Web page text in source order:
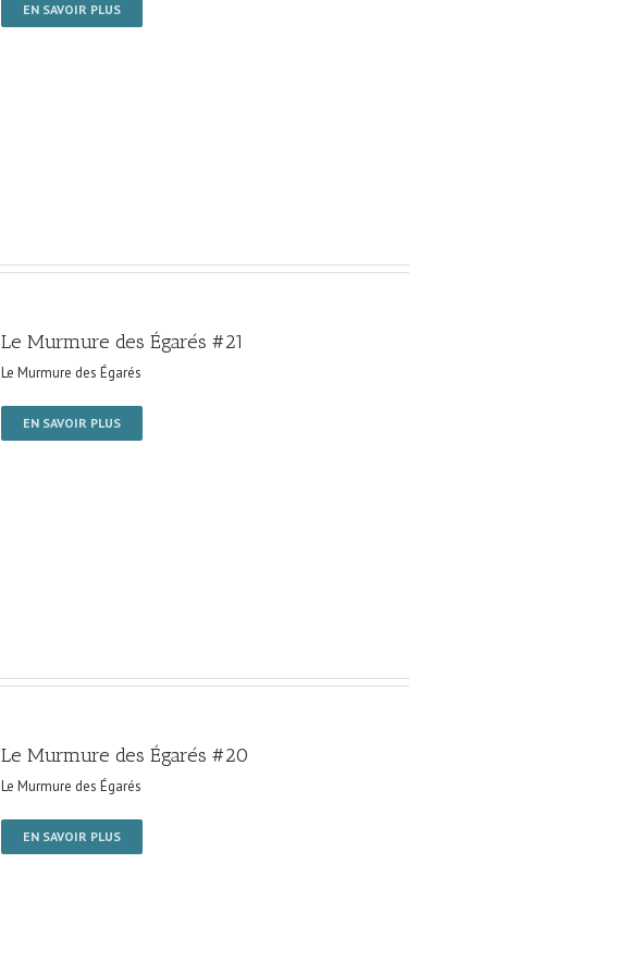
EN SAVOIR PLUS
Le Murmure des Égarés #21
Le Murmure des Égarés
EN SAVOIR PLUS
Le Murmure des Égarés #20
Le Murmure des Égarés
EN SAVOIR PLUS